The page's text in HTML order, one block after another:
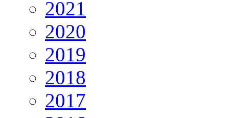
2021
2020
2019
2018
2017